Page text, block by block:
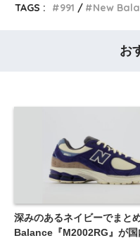
TAGS :
991 New
お
深みのあるネイビーでまと
Balance『M2002RG』が国